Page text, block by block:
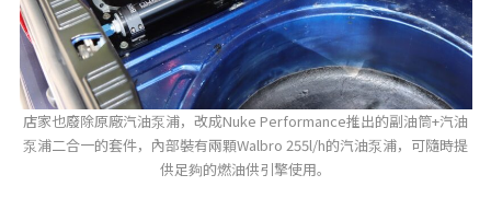
店家也廢除原廠汽油泵浦，改成Nuke Performance推出的副油筒+汽油
泵浦二合一的套件，內部裝有兩顆Walbro 255l/h的汽油泵浦，可隨時提
供足夠的燃油供引擎使用。